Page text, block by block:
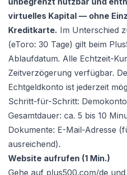
virtuelles Kapital — ohne
Kreditkarte. Im Unterschied
(eToro: 30 Tage) gilt beim
Ablaufdatum. Alle Echtzeit-
Zeitverzögerung verfügbar.
Echtgeldkonto ist jederzeit
Schritt-für-Schritt:
Gesamtdauer: ca. 5 bis 10
Dokumente: E-Mail-Adresse
ausreichend).
Website aufrufen (1 Min.)
Gehe auf plus500.com/de